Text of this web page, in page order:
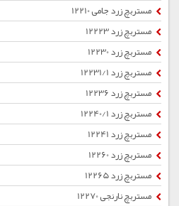
مستربچ زرد جامی 12210
مستربچ زرد 12223
مستربچ زرد 12230
مستربچ زرد 12231/1
مستربچ زرد 12236
مستربچ زرد 12240/1
مستربچ زرد 12241
مستربچ زرد 12260
مستربچ زرد 12265
مستربچ نارنجی 12270